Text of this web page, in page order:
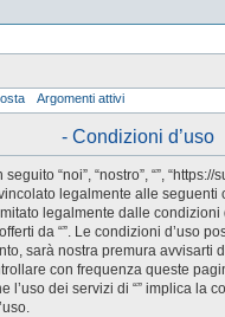
Argomenti attivi
- Condizioni d’uso
“noi”, “nostro”, “”, “https://
legalmente alle seguenti
legalmente dalle condizioni
da “”. Le condizioni d’uso
sarà nostra premura avvisarti
con frequenza queste
l’uso dei servizi di “” implica la